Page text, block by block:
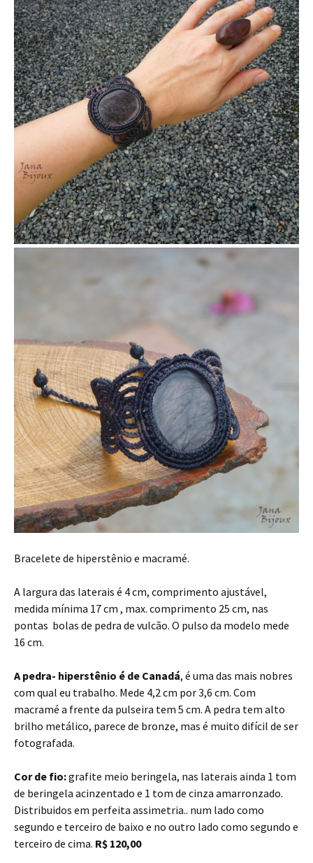
Bracelete de hiperstênio e macramé.
A largura das laterais é 4 cm, comprimento ajustável,
medida mínima 17 cm , max. comprimento 25 cm, nas
pontas bolas de pedra de vulcão. O pulso da modelo mede
16 cm.
A pedra- hiperstênio é de Canadá, é uma das mais nobres
com qual eu trabalho. Mede 4,2 cm por 3,6 cm. Com
macramé a frente da pulseira tem 5 cm. A pedra tem alto
brilho metálico, parece de bronze, mas é muito difícil de ser
fotografada.
Cor de fio:grafite meio beringela, nas laterais ainda 1 tom
de beringela acinzentado e 1 tom de cinza amarronzado.
Distribuidos em perfeita assimetria.. num lado como
segundo e terceiro de baixo e no outro lado como segundo e
terceiro de cima. R$ 120,00